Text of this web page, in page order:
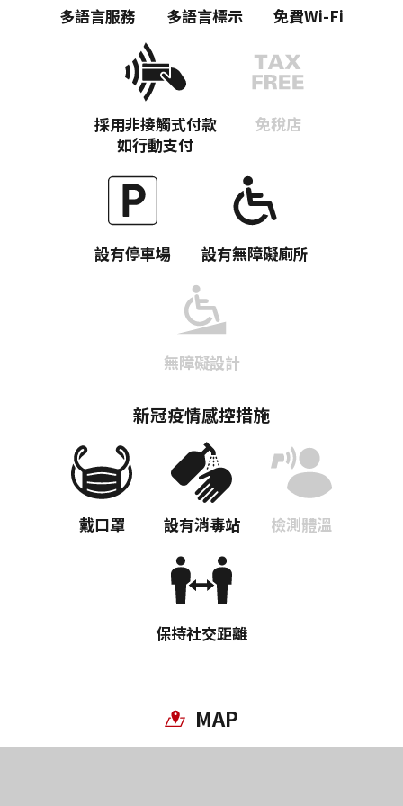
多語言服務 多語言標示 免費Wi-Fi
採用非接觸式付款
如行動支付
免稅店
設有停車場 設有無障礙廁所
無障礙設計
新冠疫情感控措施
戴口罩 設有消毒站 檢測體溫
保持社交距離
MAP
Twitter分享
Facebook分享